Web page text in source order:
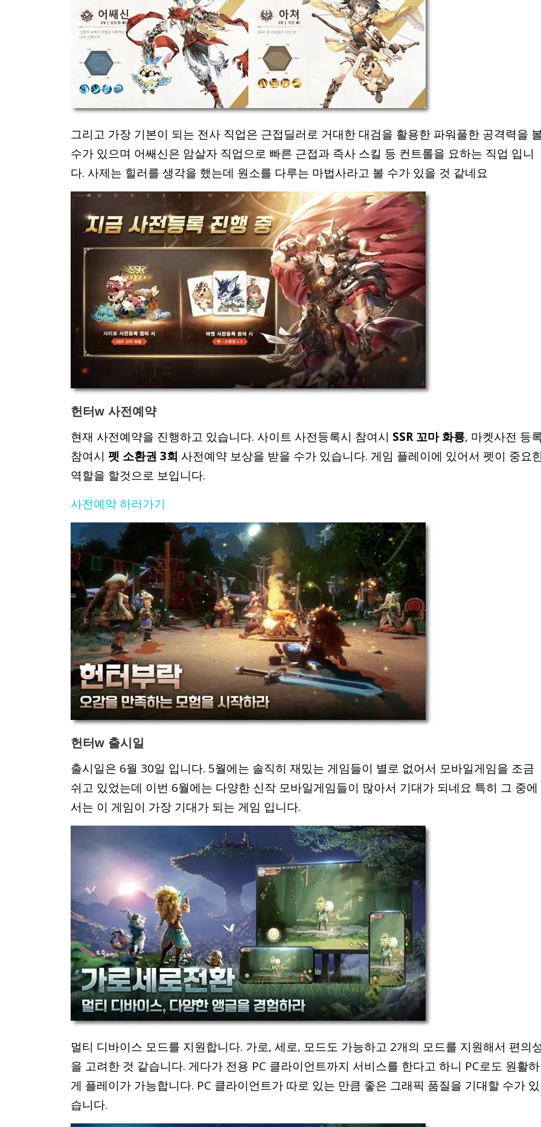
그리고 가장 기본이 되는 전사 직업은 근접딜러로 거대한 대검을 활용한 파워풀한 공격력을
수가 있으며 어쌔신은 암살자 직업으로 빠른 근접과 즉사 스킬 등 컨트롤을 요하는 직업 입니
다. 사제는 힐러를 생각을 했는데 원소를 다루는 마법사라고 볼 수가 있을 것 같네요
헌터w 사전예약
현재 사전예약을 진행하고 있습니다. 사이트 사전등록시 참여시 SSR 꼬마 화룡, 마켓사전 등
참여시 펫 소환권 3회 사전예약 보상을 받을 수가 있습니다. 게임 플레이에 있어서 펫이 중요
역할을 할것으로 보입니다.
사전예약 하러가기
헌터w 출시일
출시일은 6월 30일 입니다. 5월에는 솔직히 재밌는 게임들이 별로 없어서 모바일게임을 조금
쉬고 있었는데 이번 6월에는 다양한 신작 모바일게임들이 많아서 기대가 되네요 특히 그 중에
서는 이 게임이 가장 기대가 되는 게임 입니다.
멀티 디바이스 모드를 지원합니다. 가로, 세로, 모드도 가능하고 2개의 모드를 지원해서 편의
을 고려한 것 같습니다. 게다가 전용 PC 클라이언트까지 서비스를 한다고 하니 PC로도 원활하
게 플레이가 가능합니다. PC 클라이언트가 따로 있는 만큼 좋은 그래픽 품질을 기대할 수가 있
습니다.